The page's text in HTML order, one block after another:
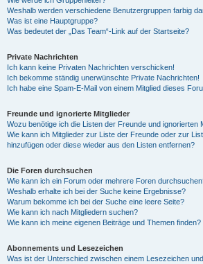
Weshalb werden verschiedene Benutzergruppen farbig
Was ist eine Hauptgruppe?
Was bedeutet der „Das Team“-Link auf der Startseite?
Private Nachrichten
Ich kann keine Privaten Nachrichten verschicken!
Ich bekomme ständig unerwünschte Private Nachrichten!
Ich habe eine Spam-E-Mail von einem Mitglied dieses
Freunde und ignorierte Mitglieder
Wozu benötige ich die Listen der Freunde und ignorierten
Wie kann ich Mitglieder zur Liste der Freunde oder zur
hinzufügen oder diese wieder aus den Listen entfernen?
Die Foren durchsuchen
Wie kann ich ein Forum oder mehrere Foren
Weshalb erhalte ich bei der Suche keine Ergebnisse?
Warum bekomme ich bei der Suche eine leere Seite?
Wie kann ich nach Mitgliedern suchen?
Wie kann ich meine eigenen Beiträge und Themen finden?
Abonnements und Lesezeichen
Was ist der Unterschied zwischen einem Lesezeichen